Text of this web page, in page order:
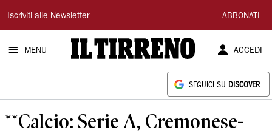
Il
Tirreno
Iscriviti alle Newsletter ABBONATI
MENU ACCEDI
SEGUICI SU DISCOVER
**Calcio: Serie A, Cremonese-